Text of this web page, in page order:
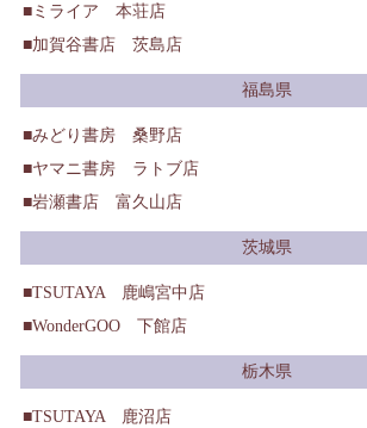
ミライア 本荘店
加賀谷書店 茨島店
福島県
みどり書房 桑野店
ヤマニ書房 ラトブ店
岩瀬書店 富久山店
茨城県
TSUTAYA 鹿嶋宮中店
WonderGOO 下館店
栃木県
TSUTAYA 鹿沼店